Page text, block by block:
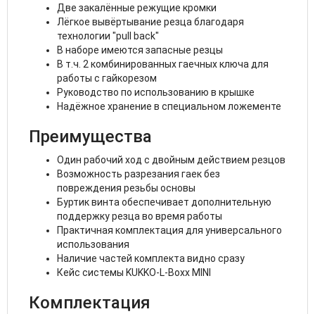
Две закалённые режущие кромки
Лёгкое вывёртывание резца благодаря
технологии "pull back"
В наборе имеются запасные резцы
В т.ч. 2 комбинированных гаечных ключа для
работы с гайкорезом
Руководство по использованию в крышке
Надёжное хранение в специальном ложементе
Преимущества
Один рабочий ход с двойным действием резцов
Возможность разрезания гаек без
повреждения резьбы основы
Буртик винта обеспечивает дополнительную
поддержку резца во время работы
Практичная комплектация для универсального
использования
Наличие частей комплекта видно сразу
Кейс системы KUKKO-L-Boxx MINI
Комплектация